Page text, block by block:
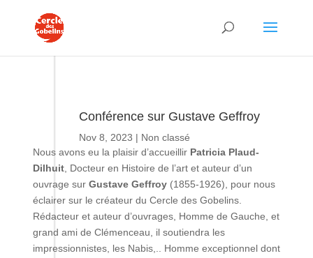
Conférence sur Gustave Geffroy
Nov 8, 2023 | Non classé
Nous avons eu la plaisir d’accueillir Patricia Plaud-
Dilhuit, Docteur en Histoire de l’art et auteur d’un
ouvrage sur Gustave Geffroy(1855-1926), pour nous
éclairer sur le créateur du Cercle des Gobelins.
Rédacteur et auteur d’ouvrages, Homme de Gauche, et
grand ami de Clémenceau, il soutiendra les
impressionnistes, les Nabis,.. Homme exceptionnel dont